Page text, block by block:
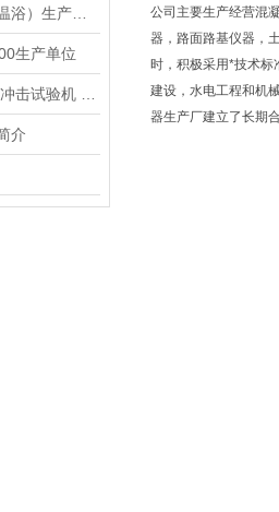
生产单位
介
公司主要生产经营混
器，路面路基仪器，
时，积极采用*技术
建设，水电工程和机
器生产厂建立了长期